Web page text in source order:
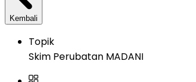
Kembali
Topik
Skim Perubatan MADANI